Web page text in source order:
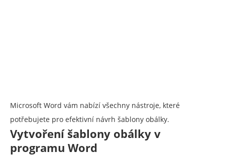
Microsoft Word vám nabízí všechny nástroje, které
potřebujete pro efektivní návrh šablony obálky.
Vytvoření šablony obálky v
programu Word